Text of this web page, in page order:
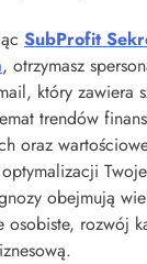
SubProfit
, otrzymasz
który zawiera
trendów
oraz
obejmują
osobiste, rozwój